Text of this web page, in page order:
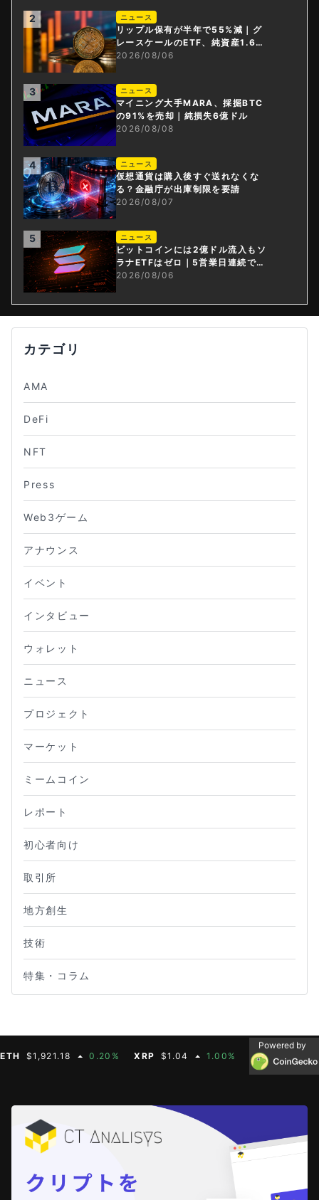
2 ニュース
リップル保有が半年で55%減｜グ
レースケールのETF、純資産1.6億
ドル減
2026/08/06
3 ニュース
マイニング大手MARA、採掘BTC
の91%を売却｜純損失6億ドル
2026/08/08
4 ニュース
仮想通貨は購入後すぐ送れなくな
る？金融庁が出庫制限を要請
2026/08/07
5 ニュース
ビットコインには2億ドル流入もソ
ラナETFはゼロ｜5営業日連続で停
止
2026/08/06
カテゴリ
AMA
DeFi
NFT
Press
Web3ゲーム
アナウンス
イベント
インタビュー
ウォレット
ニュース
プロジェクト
マーケット
ミームコイン
レポート
初心者向け
取引所
地方創生
技術
特集・コラム
$1,921.18 0.20% XRP $1.04 1.00% BNB $604.50
Powered by